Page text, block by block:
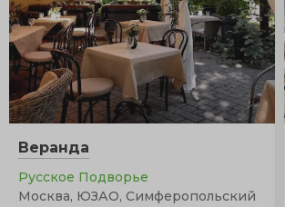
парком. По желанию здесь можно
белоснежные шатры с драпировкой и
оригинальную сервировку,
Веранда
Русское Подворье
Москва, ЮЗАО, Симферопольский